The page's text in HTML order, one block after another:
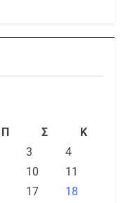
Π Σ
Κ
3
4
10
11
17
18